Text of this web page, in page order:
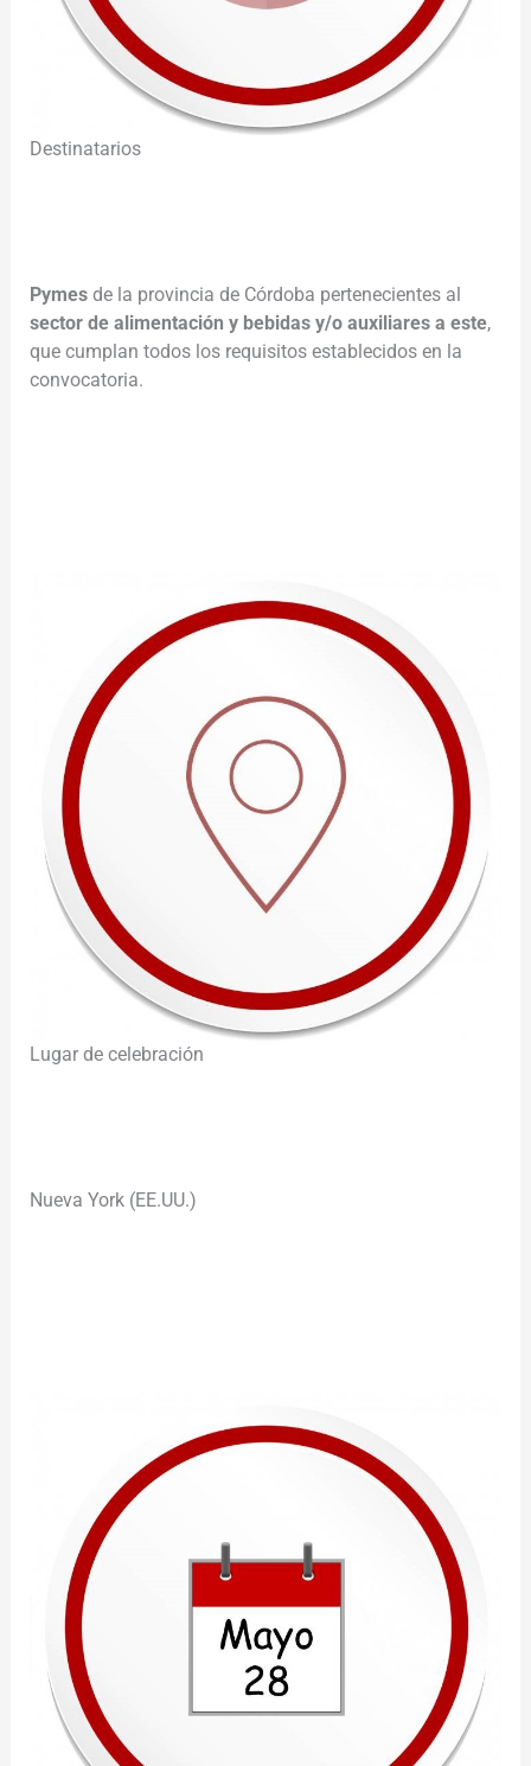
Destinatarios
Pymesde la provincia de Córdoba pertenecientes al
sector de alimentación y bebidas y/o auxiliares a este,
que cumplan todos los requisitos establecidos en la
convocatoria.
Lugar de celebración
Nueva York (EE.UU.)